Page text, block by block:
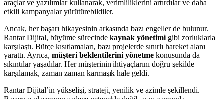
araçlar ve yazılımlar kullanarak, verimliliklerini artırdılar ve daha
etkili kampanyalar yürütürebildiler.
Ancak, her başarı hikayesinin arkasında bazı engeller de bulunur.
Rantar Dijital, büyüme sürecinde kaynak yönetimigibi zorluklarla
karşılaştı. Bütçe kısıtlamaları, bazı projelerde sınırlı hareket alanı
yarattı. Ayrıca, müşteri beklentilerini yönetme konusunda da
sıkıntılar yaşadılar. Her müşterinin ihtiyaçlarını doğru şekilde
karşılamak, zaman zaman karmaşık hale geldi.
Rantar Dijital’in yükselişi, strateji, yenilik ve azimle şekillendi.